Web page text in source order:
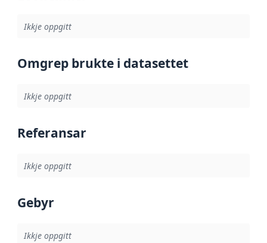
Ikkje oppgitt
Omgrep brukte i datasettet
Ikkje oppgitt
Referansar
Ikkje oppgitt
Gebyr
Ikkje oppgitt